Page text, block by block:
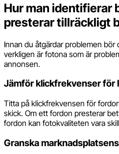
Hur man identifierar
presterar tillräckligt
Innan du åtgärdar problemen
verkligen är fotona som är
annonsen.
Jämför klickfrekvenser för
Titta på klickfrekvensen för
skick. Om ett fordon presterar
fordon kan fotokvaliteten vara
Granska